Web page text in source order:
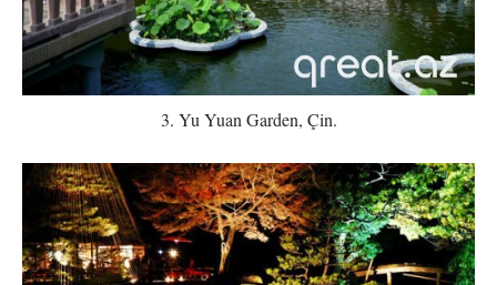
3. Yu Yuan Garden, Çin.